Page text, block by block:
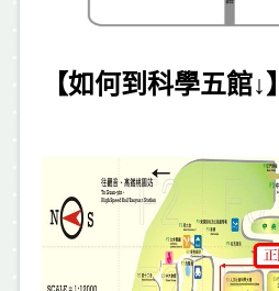
【如何到科學五館↓】